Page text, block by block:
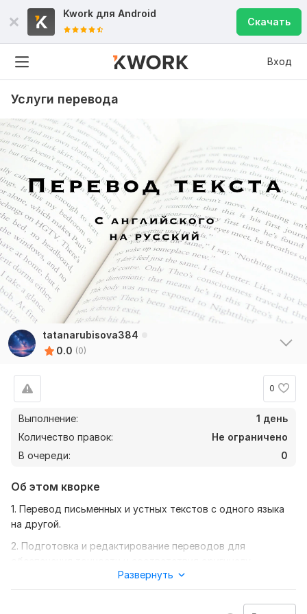
Kwork для Android
Скачать
Вход
Услуги перевода
tatanarubisova384
0.0 (0)
0
Выполнение:
1 день
Количество правок:
Не ограничено
В очереди:
0
Об этом кворке
1. Перевод письменных и устных текстов с одного языка
на другой.
2. Подготовка и редактирование переводов для
3. Умение работать с различными текстами (техническими,
Развернуть